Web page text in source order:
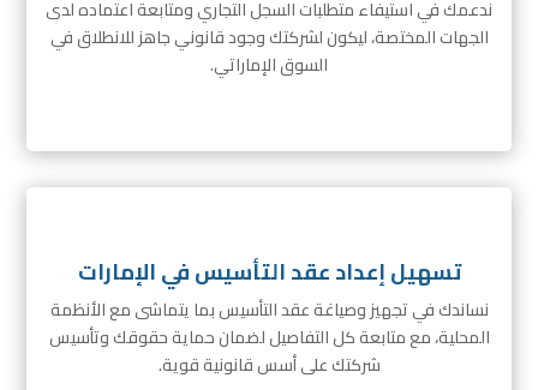
ندعمك في استيفاء متطلبات السجل التجاري ومتابعة اعتماده لدى
الجهات المختصة، ليكون لشركتك وجود قانوني جاهز للانطلاق في
السوق الإماراتي.
تسهيل إعداد عقد التأسيس في الإمارات
نساندك في تجهيز وصياغة عقد التأسيس بما يتماشى مع الأنظمة
المحلية، مع متابعة كل التفاصيل لضمان حماية حقوقك وتأسيس
شركتك على أسس قانونية قوية.